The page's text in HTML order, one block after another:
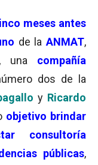
meses antes
de laANMAT,
, una compañía
dos de la
y Ricardo
objetivo brindar
consultoría
públicas,